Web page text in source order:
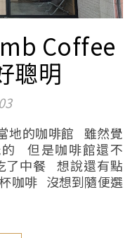
Coffee
聰明
但是咖啡館還不
了中餐 想說還有點
咖啡 沒想到隨便選